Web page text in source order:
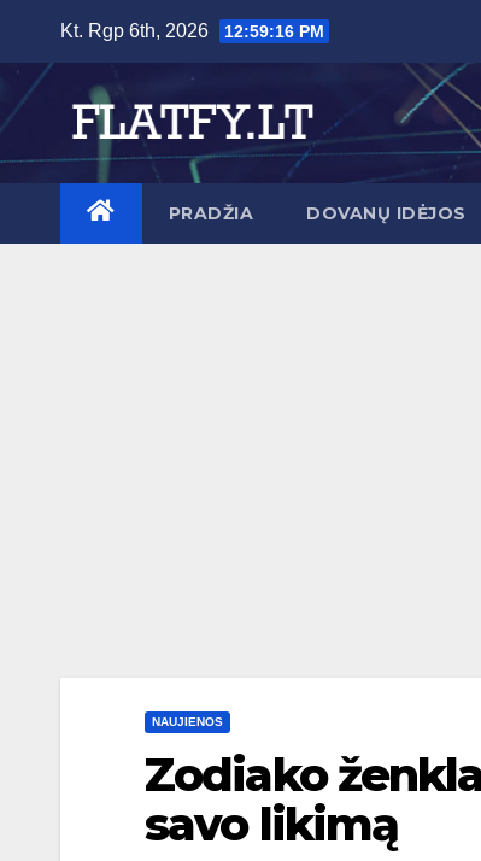
content
Kt. Rgp 6th, 2026 12:59:18 PM
PRADŽIA DOVANŲ IDĖJOS
NAUJIENOS
Zodiako
savo likimą